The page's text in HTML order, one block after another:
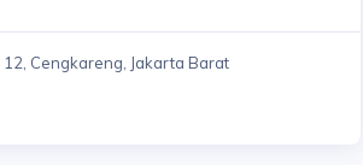
12, Cengkareng, Jakarta Barat